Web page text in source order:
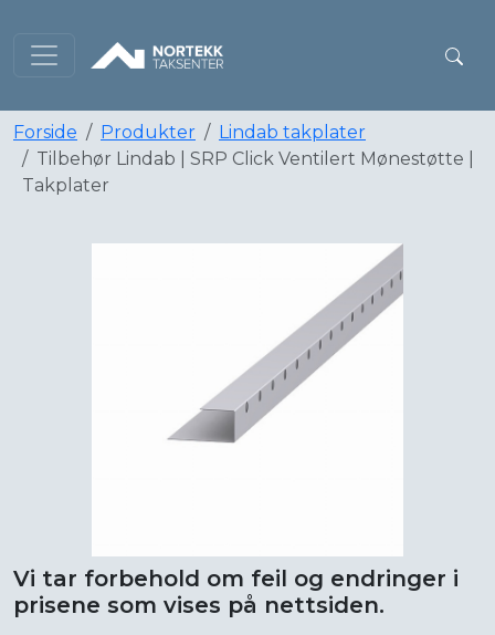
Forside Produkter
Lindab takplater
Tilbehør Lindab | SRP Click Ventilert Mønestøtte |
Takplater
Vi tar forbehold om feil og endringer i
prisene som vises på nettsiden.